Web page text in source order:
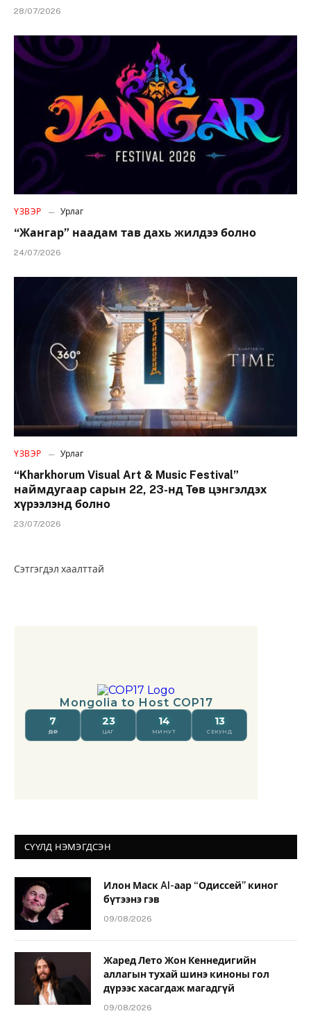
28/07/2026
ҮЗВЭР Урлаг
“Жангар” наадам тав дахь жилдээ болно
24/07/2026
ҮЗВЭР Урлаг
“Kharkhorum Visual Art & Music Festival”
наймдугаар сарын 22, 23-нд Төв цэнгэлдэх
хүрээлэнд болно
23/07/2026
Сэтгэгдэл хаалттай
СҮҮЛД НЭМЭГДСЭН
Илон Маск AI-аар “Одиссей” киног
бүтээнэ гэв
09/08/2026
Жаред Лето Жон Кеннедигийн
аллагын тухай шинэ киноны гол
дүрээс хасагдаж магадгүй
09/08/2026